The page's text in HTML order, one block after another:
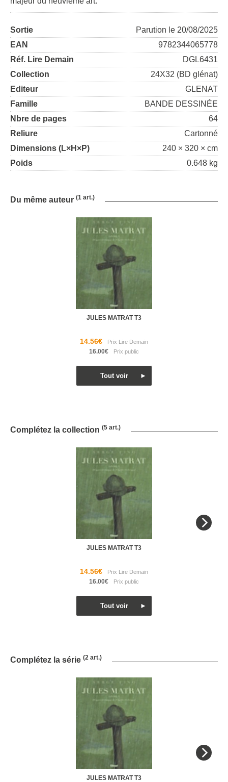
Sortie
Parution le 20/08/2025
EAN
9782344065778
Réf. Lire Demain
DGL6431
Collection
24X32 (BD glénat)
Editeur
GLENAT
Famille
BANDE DESSINÉE
Nbre de pages
64
Reliure
Cartonné
Dimensions (L×H×P)
240 × 320 × cm
Poids
0.648 kg
Du même auteur (1 art.)
JULES MATRAT T3
14.56€
16.00€
Complétez la collection (5 art.)
JULES MATRAT T3
14.56€
16.00€
Complétez la série (2 art.)
JULES MATRAT T3